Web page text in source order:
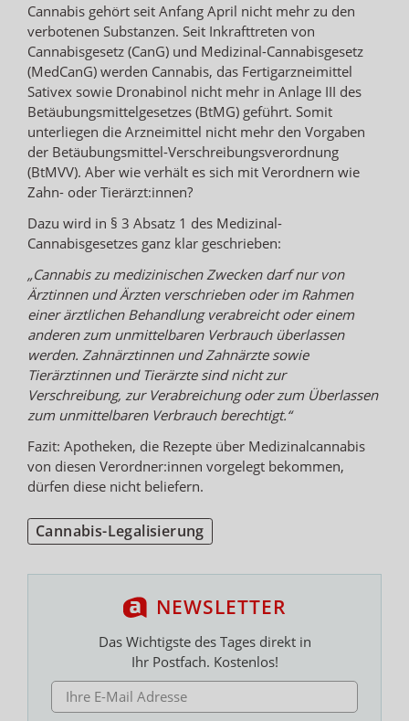
Cannabis gehört seit Anfang April nicht mehr zu den
verbotenen Substanzen. Seit Inkrafttreten von
Cannabisgesetz (CanG) und Medizinal-Cannabisgesetz
(MedCanG) werden Cannabis, das Fertigarzneimittel
Sativex sowie Dronabinol nicht mehr in Anlage III des
Betäubungsmittelgesetzes (BtMG) geführt. Somit
unterliegen die Arzneimittel nicht mehr den Vorgaben
der Betäubungsmittel-Verschreibungsverordnung
(BtMVV). Aber wie verhält es sich mit Verordnern wie
Zahn- oder Tierärzt:innen?
Dazu wird in § 3 Absatz 1 des Medizinal-
Cannabisgesetzes ganz klar geschrieben:
„Cannabis zu medizinischen Zwecken darf nur von
Ärztinnen und Ärzten verschrieben oder im Rahmen
einer ärztlichen Behandlung verabreicht oder einem
anderen zum unmittelbaren Verbrauch überlassen
werden. Zahnärztinnen und Zahnärzte sowie
Tierärztinnen und Tierärzte sind nicht zur
Verschreibung, zur Verabreichung oder zum Überlassen
zum unmittelbaren Verbrauch berechtigt.“
Fazit: Apotheken, die Rezepte über Medizinalcannabis
von diesen Verordner:innen vorgelegt bekommen,
dürfen diese nicht beliefern.
Cannabis-Legalisierung
NEWSLETTER
Das Wichtigste des Tages direkt in
Ihr Postfach. Kostenlos!
E-MAIL ADRESSE